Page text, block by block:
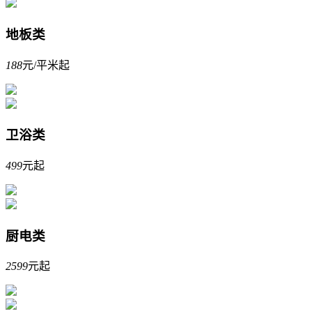
地板类
188元/平米起
卫浴类
499元起
厨电类
2599元起